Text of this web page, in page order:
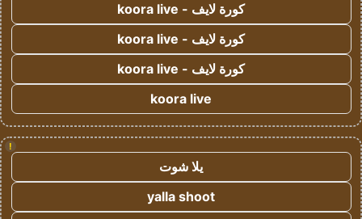
كورة لايف - koora live
كورة لايف - koora live
كورة لايف - koora live
koora live
!
يلا شوت
yalla shoot